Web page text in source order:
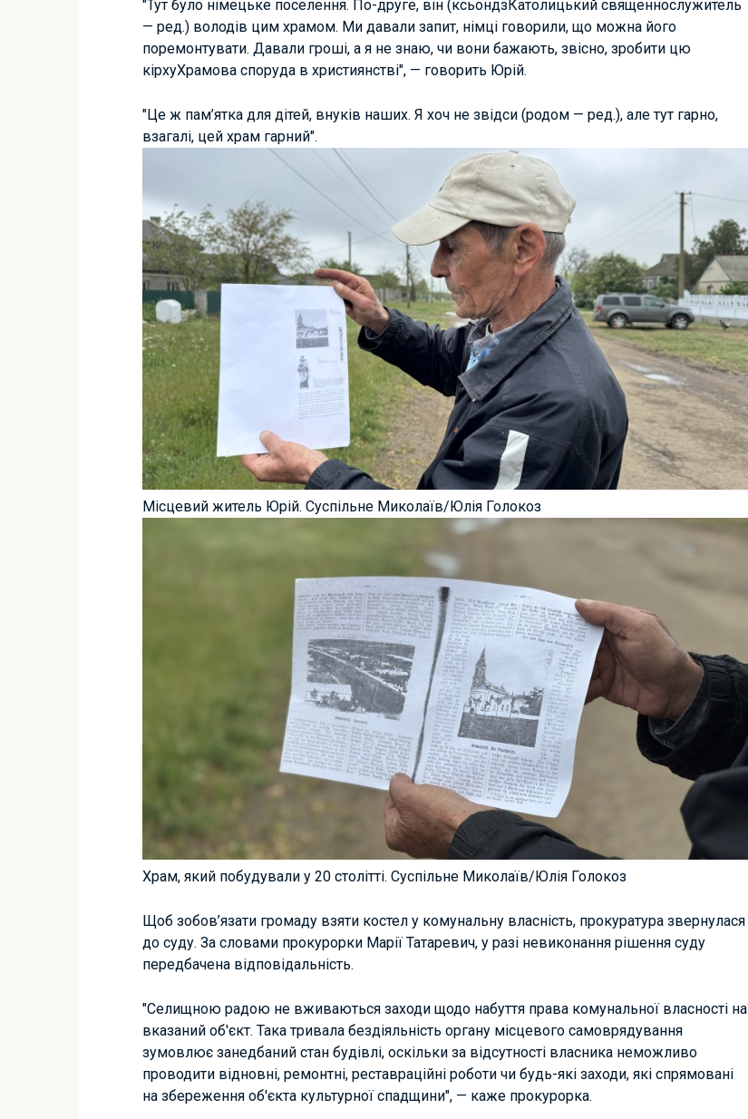
"Тут було німецьке поселення. По-друге, він (ксьондзКатолицький священнослужитель
— ред.) володів цим храмом. Ми давали запит, німці говорили, що можна його
поремонтувати. Давали гроші, а я не знаю, чи вони бажають, звісно, зробити цю
кірхуХрамова споруда в християнстві", — говорить Юрій.
"Це ж пам’ятка для дітей, внуків наших. Я хоч не звідси (родом — ред.), але тут гарно,
взагалі, цей храм гарний".
Місцевий житель Юрій. Суспільне Миколаїв/Юлія Голокоз
Храм, який побудували у 20 столітті. Суспільне Миколаїв/Юлія Голокоз
Щоб зобов’язати громаду взяти костел у комунальну власність, прокуратура звернулася
до суду. За словами прокурорки Марії Татаревич, у разі невиконання рішення суду
передбачена відповідальність.
"Селищною радою не вживаються заходи щодо набуття права комунальної власності на
вказаний об'єкт. Така тривала бездіяльність органу місцевого самоврядування
зумовлює занедбаний стан будівлі, оскільки за відсутності власника неможливо
проводити відновні, ремонтні, реставраційні роботи чи будь-які заходи, які спрямовані
на збереження об'єкта культурної спадщини", — каже прокурорка.